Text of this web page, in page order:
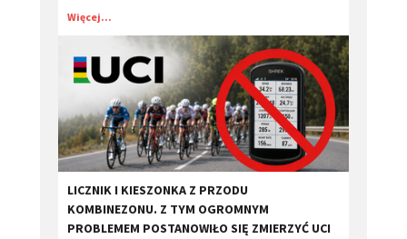
Więcej...
LICZNIK I KIESZONKA Z PRZODU
KOMBINEZONU. Z TYM OGROMNYM
PROBLEMEM POSTANOWIŁO SIĘ ZMIERZYĆ UCI